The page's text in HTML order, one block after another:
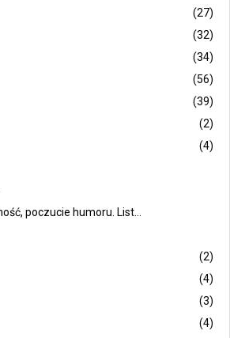
(27)
(32)
(34)
(56)
(39)
(2)
(4)
poczucie humoru. List...
(2)
(4)
(3)
(4)